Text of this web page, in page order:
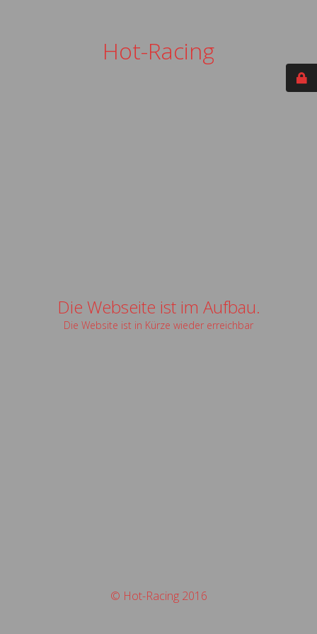
Hot-Racing
Die Webseite ist im Aufbau.
Die Website ist in Kürze wieder erreichbar
© Hot-Racing 2016